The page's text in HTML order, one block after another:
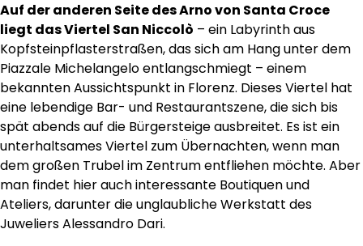
Auf der anderen Seite des Arno von Santa Croce
liegt das Viertel San Niccolò – ein Labyrinth aus
Kopfsteinpflasterstraßen, das sich am Hang unter dem
Piazzale Michelangelo entlangschmiegt – einem
bekannten Aussichtspunkt in Florenz. Dieses Viertel hat
eine lebendige Bar- und Restaurantszene, die sich bis
spät abends auf die Bürgersteige ausbreitet. Es ist ein
unterhaltsames Viertel zum Übernachten, wenn man
dem großen Trubel im Zentrum entfliehen möchte. Aber
man findet hier auch interessante Boutiquen und
Ateliers, darunter die unglaubliche Werkstatt des
Juweliers Alessandro Dari.